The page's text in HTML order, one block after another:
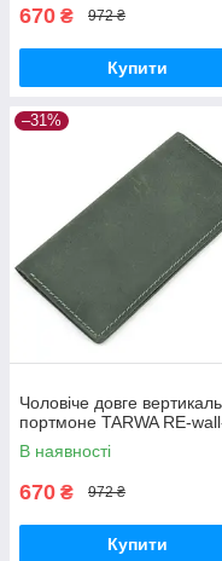
670 ₴ 972 ₴
Купити
–31%
Чоловіче довге
портмоне TARWA RE-
В наявності
670 ₴ 972 ₴
Купити